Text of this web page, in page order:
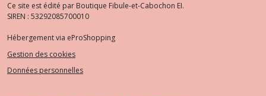
Ce site est édité par Boutique Fibule-et-Cabochon EI.
SIREN : 53292085700010
Hébergement via eProShopping
Gestion des cookies
Données personnelles